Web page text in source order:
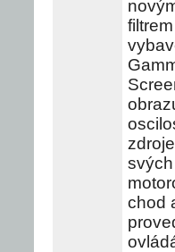
chod